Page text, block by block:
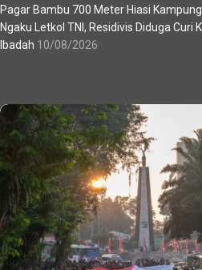
Pagar Bambu 700 Meter Hiasi
Ngaku Letkol TNI, Residivis Diduga Curi
Ibadah 10/08/2026